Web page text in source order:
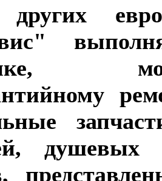
душевых